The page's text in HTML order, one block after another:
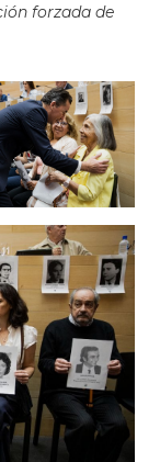
forzada de